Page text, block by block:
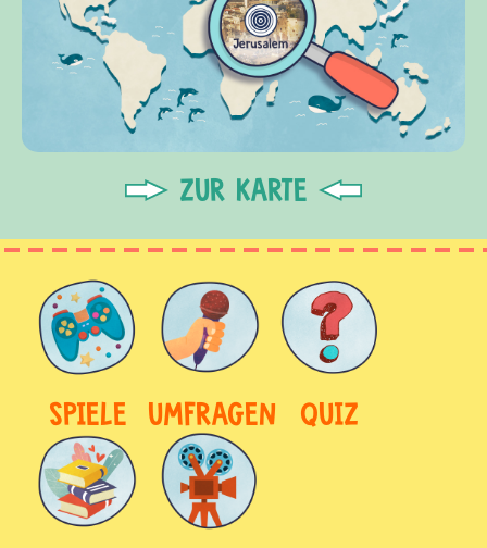
ZUR KARTE
SPIELE UMFRAGEN QUIZ